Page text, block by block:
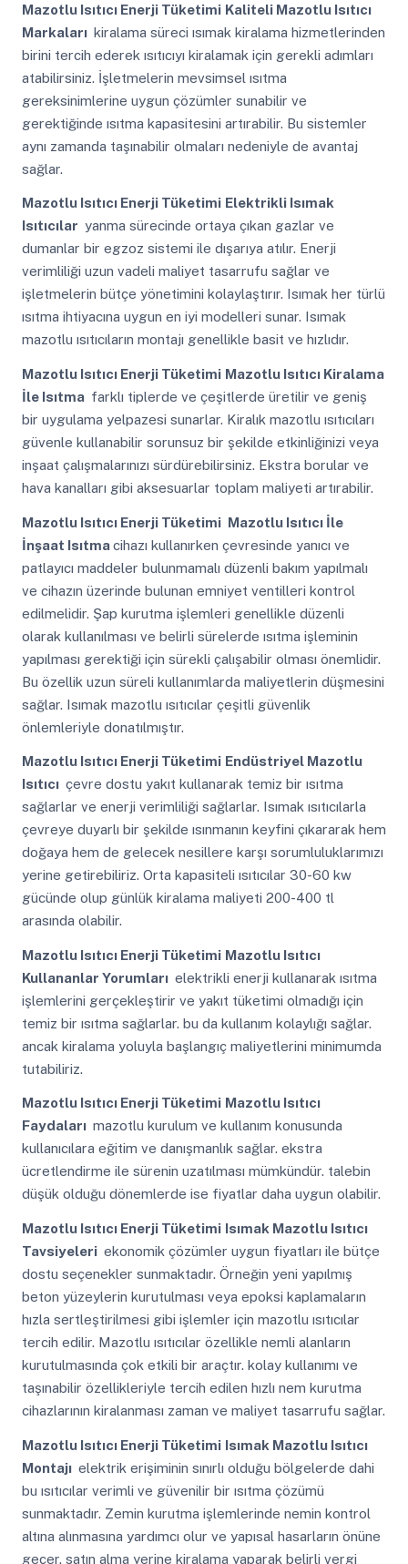
Mazotlu Isıtıcı Enerji Tüketimi Kaliteli Mazotlu Isıtıcı
Markaları kiralama süreci ısımak kiralama hizmetlerinden
birini tercih ederek ısıtıcıyı kiralamak için gerekli adımları
atabilirsiniz. İşletmelerin mevsimsel ısıtma
gereksinimlerine uygun çözümler sunabilir ve
gerektiğinde ısıtma kapasitesini artırabilir. Bu sistemler
aynı zamanda taşınabilir olmaları nedeniyle de avantaj
sağlar.
Mazotlu Isıtıcı Enerji Tüketimi Elektrikli Isımak
Isıtıcılar yanma sürecinde ortaya çıkan gazlar ve
dumanlar bir egzoz sistemi ile dışarıya atılır. Enerji
verimliliği uzun vadeli maliyet tasarrufu sağlar ve
işletmelerin bütçe yönetimini kolaylaştırır. Isımak her türlü
ısıtma ihtiyacına uygun en iyi modelleri sunar. Isımak
mazotlu ısıtıcıların montajı genellikle basit ve hızlıdır.
Mazotlu Isıtıcı Enerji Tüketimi Mazotlu Isıtıcı Kiralama
İle Isıtma farklı tiplerde ve çeşitlerde üretilir ve geniş
bir uygulama yelpazesi sunarlar. Kiralık mazotlu ısıtıcıları
güvenle kullanabilir sorunsuz bir şekilde etkinliğinizi veya
inşaat çalışmalarınızı sürdürebilirsiniz. Ekstra borular ve
hava kanalları gibi aksesuarlar toplam maliyeti artırabilir.
Mazotlu Isıtıcı Enerji Tüketimi Mazotlu Isıtıcı İle
İnşaat Isıtmacihazı kullanırken çevresinde yanıcı ve
patlayıcı maddeler bulunmamalı düzenli bakım yapılmalı
ve cihazın üzerinde bulunan emniyet ventilleri kontrol
edilmelidir. Şap kurutma işlemleri genellikle düzenli
olarak kullanılması ve belirli sürelerde ısıtma işleminin
yapılması gerektiği için sürekli çalışabilir olması önemlidir.
Bu özellik uzun süreli kullanımlarda maliyetlerin düşmesini
sağlar. Isımak mazotlu ısıtıcılar çeşitli güvenlik
önlemleriyle donatılmıştır.
Mazotlu Isıtıcı Enerji Tüketimi Endüstriyel Mazotlu
Isıtıcı çevre dostu yakıt kullanarak temiz bir ısıtma
sağlarlar ve enerji verimliliği sağlarlar. Isımak ısıtıcılarla
çevreye duyarlı bir şekilde ısınmanın keyfini çıkararak hem
doğaya hem de gelecek nesillere karşı sorumluluklarımızı
yerine getirebiliriz. Orta kapasiteli ısıtıcılar 30-60 kw
gücünde olup günlük kiralama maliyeti 200-400 tl
arasında olabilir.
Mazotlu Isıtıcı Enerji Tüketimi Mazotlu Isıtıcı
Kullananlar Yorumları elektrikli enerji kullanarak ısıtma
işlemlerini gerçekleştirir ve yakıt tüketimi olmadığı için
temiz bir ısıtma sağlarlar. bu da kullanım kolaylığı sağlar.
ancak kiralama yoluyla başlangıç maliyetlerini minimumda
tutabiliriz.
Mazotlu Isıtıcı Enerji Tüketimi Mazotlu Isıtıcı
Faydaları mazotlu kurulum ve kullanım konusunda
kullanıcılara eğitim ve danışmanlık sağlar. ekstra
ücretlendirme ile sürenin uzatılması mümkündür. talebin
düşük olduğu dönemlerde ise fiyatlar daha uygun olabilir.
Mazotlu Isıtıcı Enerji Tüketimi Isımak Mazotlu Isıtıcı
Tavsiyeleri ekonomik çözümler uygun fiyatları ile bütçe
dostu seçenekler sunmaktadır. Örneğin yeni yapılmış
beton yüzeylerin kurutulması veya epoksi kaplamaların
hızla sertleştirilmesi gibi işlemler için mazotlu ısıtıcılar
tercih edilir. Mazotlu ısıtıcılar özellikle nemli alanların
kurutulmasında çok etkili bir araçtır. kolay kullanımı ve
taşınabilir özellikleriyle tercih edilen hızlı nem kurutma
cihazlarının kiralanması zaman ve maliyet tasarrufu sağlar.
Mazotlu Isıtıcı Enerji Tüketimi Isımak Mazotlu Isıtıcı
Montajı elektrik erişiminin sınırlı olduğu bölgelerde dahi
bu ısıtıcılar verimli ve güvenilir bir ısıtma çözümü
sunmaktadır. Zemin kurutma işlemlerinde nemin kontrol
altına alınmasına yardımcı olur ve yapısal hasarların önüne
geçer. satın alma yerine kiralama yaparak belirli vergi